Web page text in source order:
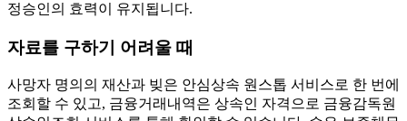
정승인의 효력이 유지됩니다.
자료를 구하기 어려울 때
사망자 명의의 재산과 빚은 안심상속 원스톱 서비스로 한 번에
조회할 수 있고, 금융거래내역은 상속인 자격으로 금융감독원